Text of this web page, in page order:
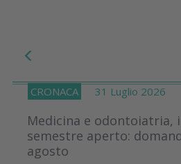
CRONACA 31 Luglio 2026
Medicina e odontoiatria,
semestre aperto:
agosto